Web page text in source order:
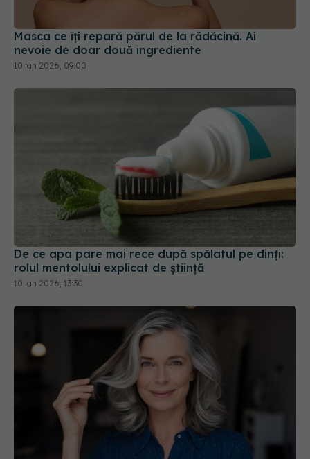
Masca ce îți repară părul de la rădăcină. Ai
nevoie de doar două ingrediente
10 ian 2026, 09:00
De ce apa pare mai rece după spălatul pe dinți:
rolul mentolului explicat de știință
10 ian 2026, 13:30